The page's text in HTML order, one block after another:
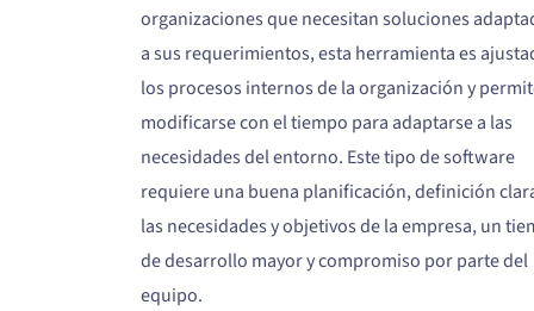
organizaciones que necesitan soluciones
a sus requerimientos, esta herramienta es
los procesos internos de la organización y
modificarse con el tiempo para adaptarse a las
necesidades del entorno. Este tipo de software
requiere una buena planificación, definición
las necesidades y objetivos de la empresa, un
de desarrollo mayor y compromiso por parte del
equipo.